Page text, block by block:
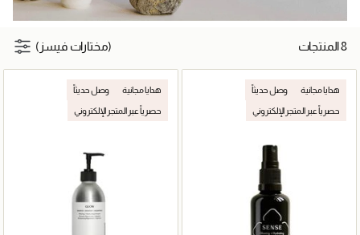
8 المنتجات (مختارات فيسز)
هدايا مجانية وصل حديثاً
حصرياً عبر المتجر الإلكتروني
هدايا مجانية وصل حديثاً
حصرياً عبر المتجر الإلكتروني